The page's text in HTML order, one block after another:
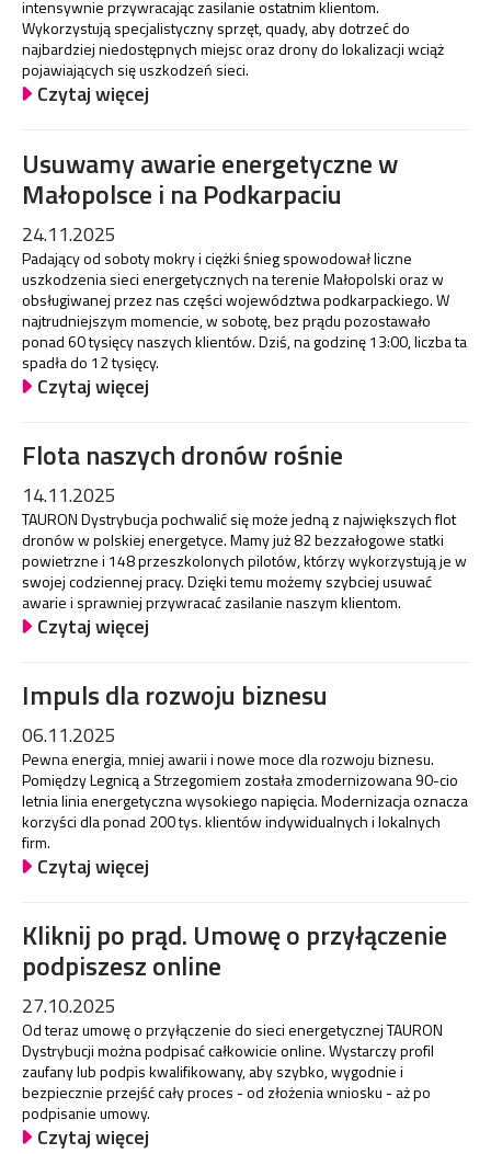
intensywnie przywracając zasilanie ostatnim klientom.
Wykorzystują specjalistyczny sprzęt, quady, aby dotrzeć do
najbardziej niedostępnych miejsc oraz drony do lokalizacji wciąż
pojawiających się uszkodzeń sieci.
Czytaj więcej
Usuwamy awarie energetyczne w
Małopolsce i na Podkarpaciu
24.11.2025
Padający od soboty mokry i ciężki śnieg spowodował liczne
uszkodzenia sieci energetycznych na terenie Małopolski oraz w
obsługiwanej przez nas części województwa podkarpackiego. W
najtrudniejszym momencie, w sobotę, bez prądu pozostawało
ponad 60 tysięcy naszych klientów. Dziś, na godzinę 13:00, liczba ta
spadła do 12 tysięcy.
Czytaj więcej
Flota naszych dronów rośnie
14.11.2025
TAURON Dystrybucja pochwalić się może jedną z największych flot
dronów w polskiej energetyce. Mamy już 82 bezzałogowe statki
powietrzne i 148 przeszkolonych pilotów, którzy wykorzystują je w
swojej codziennej pracy. Dzięki temu możemy szybciej usuwać
awarie i sprawniej przywracać zasilanie naszym klientom.
Czytaj więcej
Impuls dla rozwoju biznesu
06.11.2025
Pewna energia, mniej awarii i nowe moce dla rozwoju biznesu.
Pomiędzy Legnicą a Strzegomiem została zmodernizowana 90-cio
letnia linia energetyczna wysokiego napięcia. Modernizacja oznacza
korzyści dla ponad 200 tys. klientów indywidualnych i lokalnych
firm.
Czytaj więcej
Kliknij po prąd. Umowę o przyłączenie
podpiszesz online
27.10.2025
Od teraz umowę o przyłączenie do sieci energetycznej TAURON
Dystrybucji można podpisać całkowicie online. Wystarczy profil
zaufany lub podpis kwalifikowany, aby szybko, wygodnie i
bezpiecznie przejść cały proces - od złożenia wniosku - aż po
podpisanie umowy.
Czytaj więcej